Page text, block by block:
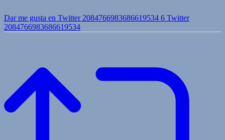
Dar me gusta en Twitter 2084766983686619534 6 Twitter
2084766983686619534